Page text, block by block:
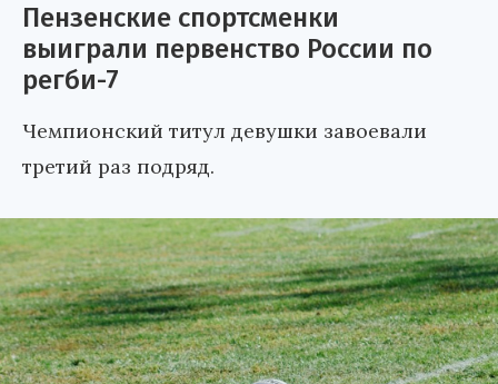
Пензенские спортсменки
выиграли первенство России по
регби-7
Чемпионский титул девушки завоевали
третий раз подряд.